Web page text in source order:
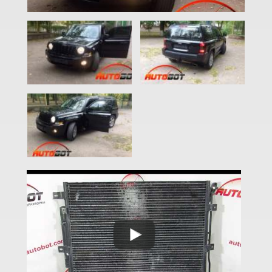
Compass I (MK49)
Compass II (MP/552)
Cherokee V (KL)
Grand Cherokee III (WK, WH)
Grand Cherokee IV (WK2, WL)
Liberty II (KK)
Liberty III (KL)
Patriot (MK74)
Renegade I (BU520)